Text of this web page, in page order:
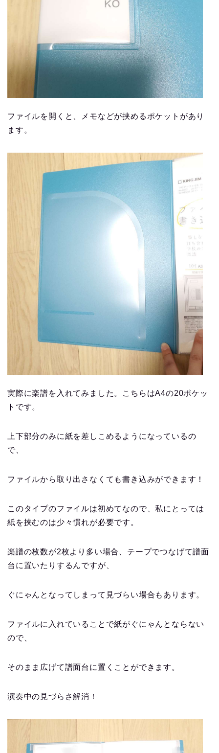
ファイルを開くと、メモなどが挟めるポケットがあり
ます。
実際に楽譜を入れてみました。こちらはA4の20ポケッ
トです。
上下部分のみに紙を差しこめるようになっているの
で、
ファイルから取り出さなくても書き込みができます！
このタイプのファイルは初めてなので、私にとっては
紙を挟むのは少々慣れが必要です。
楽譜の枚数が2枚より多い場合、テープでつなげて譜面
台に置いたりするんですが、
ぐにゃんとなってしまって見づらい場合もあります。
ファイルに入れていることで紙がぐにゃんとならない
ので、
そのまま広げて譜面台に置くことができます。
演奏中の見づらさ解消！